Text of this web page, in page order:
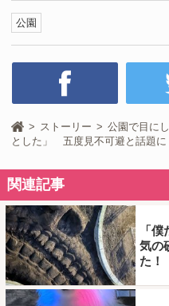
公園
ストーリー
公園で目に
とした」 五度見不可避と話題に
関連記事
「
気の
た！